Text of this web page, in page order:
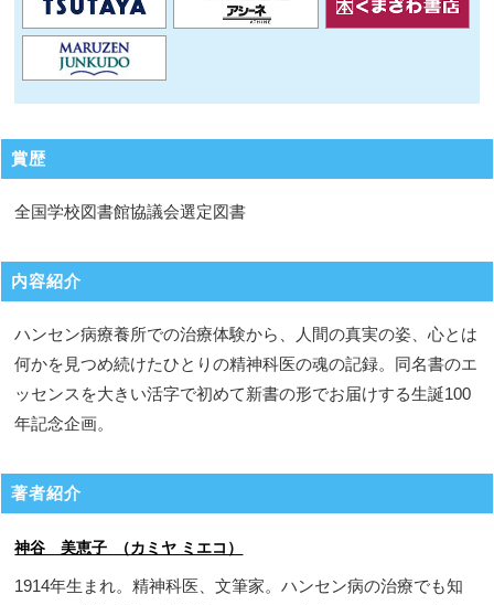
賞歴
全国学校図書館協議会選定図書
内容紹介
ハンセン病療養所での治療体験から、人間の真実の姿、心とは
何かを見つめ続けたひとりの精神科医の魂の記録。同名書のエ
ッセンスを大きい活字で初めて新書の形でお届けする生誕100
年記念企画。
著者紹介
神谷 美恵子 （カミヤ ミエコ）
1914年生まれ。精神科医、文筆家。ハンセン病の治療でも知